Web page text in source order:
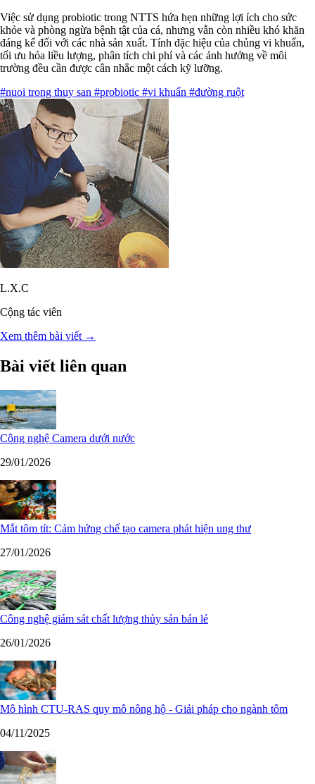
Việc sử dụng probiotic trong NTTS hứa hẹn những lợi ích cho sức
khỏe và phòng ngừa bệnh tật của cá, nhưng vẫn còn nhiều khó khăn
đáng kể đối với các nhà sản xuất. Tính đặc hiệu của chủng vi khuẩn,
tối ưu hóa liều lượng, phân tích chi phí và các ảnh hưởng về môi
trường đều cần được cân nhắc một cách kỹ lưỡng.
#nuoi trong thuy san #probiotic #vi khuẩn #đường ruột
L.X.C
Cộng tác viên
Xem thêm bài viết →
Bài viết liên quan
Công nghệ Camera dưới nước
29/01/2026
Mắt tôm tít: Cảm hứng chế tạo camera phát hiện ung thư
27/01/2026
Công nghệ giám sát chất lượng thủy sản bán lẻ
26/01/2026
Mô hình CTU-RAS quy mô nông hộ - Giải pháp cho ngành tôm
04/11/2025